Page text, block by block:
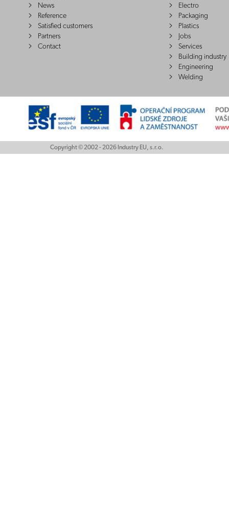
News
Reference
Satisfied customers
Partners
Contact
Electro
Packaging
Plastics
Jobs
Services
Building industry
Engineering
Welding
Copyright © 2002 - 2026 Industry EU, s.r.o.